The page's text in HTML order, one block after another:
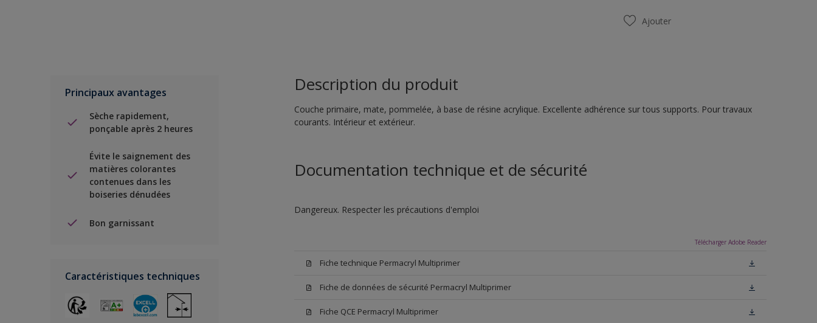
Ajouter
Principaux avantages
Sèche rapidement,
ponçable après 2 heures
Évite le saignement des
matières colorantes
contenues dans les
boiseries dénudées
Bon garnissant
Caractéristiques techniques
Description du produit
Couche primaire, mate, pommelée, à base de résine acrylique. Excellente adhérence sur tous supports. Pour travaux
courants. Intérieur et extérieur.
Documentation technique et de sécurité
Dangereux. Respecter les précautions d'emploi
Télécharger Adobe Reader
Fiche technique Permacryl Multiprimer
Fiche de données de sécurité Permacryl Multiprimer
Fiche QCE Permacryl Multiprimer